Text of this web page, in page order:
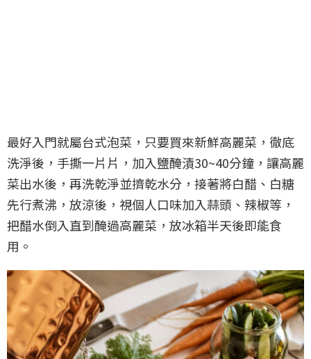
最好入門就屬台式泡菜，只要買來新鮮高麗菜，徹底
洗淨後，手撕一片片，加入鹽醃漬30~40分鐘，讓高麗
菜出水後，再洗乾淨並擠乾水分，接著將白醋、白糖
先行煮沸，放涼後，視個人口味加入蒜頭、辣椒等，
把醋水倒入直到醃過高麗菜，放冰箱半天後即能食
用。